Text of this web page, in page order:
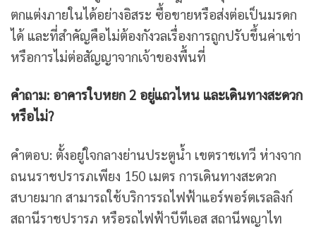
ตกแต่งภายในได้อย่างอิสระ ซื้อขายหรือส่งต่อเป็นมรดก
ได้ และที่สำคัญคือไม่ต้องกังวลเรื่องการถูกปรับขึ้นค่าเช่า
หรือการไม่ต่อสัญญาจากเจ้าของพื้นที่
คำถาม: อาคารใบหยก 2 อยู่แถวไหน และเดินทางสะดวก
หรือไม่?
คำตอบ: ตั้งอยู่ใจกลางย่านประตูน้ำ เขตราชเทวี ห่างจาก
ถนนราชปรารภเพียง 150 เมตร การเดินทางสะดวก
สบายมาก สามารถใช้บริการรถไฟฟ้าแอร์พอร์ตเรลลิงก์
สถานีราชปรารภ หรือรถไฟฟ้าบีทีเอส สถานีพญาไท